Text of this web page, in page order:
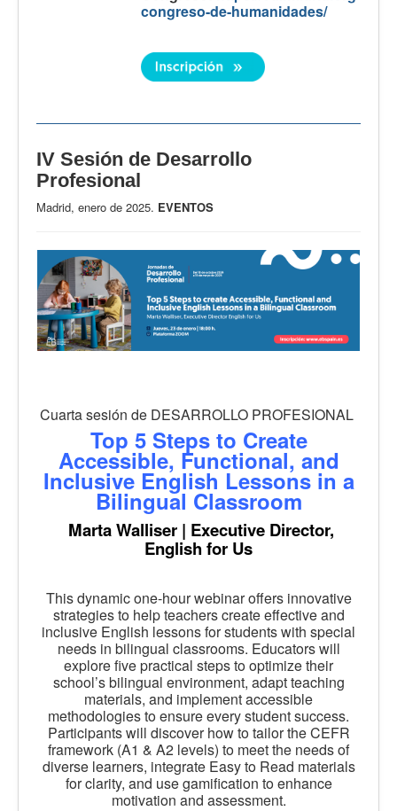
congreso-de-humanidades/
IV Sesión de Desarrollo
Profesional
Madrid, enero de 2025. EVENTOS
Cuarta sesión de DESARROLLO PROFESIONAL
Top 5 Steps to Create
Accessible, Functional, and
Inclusive English Lessons in a
Bilingual Classroom
Marta Walliser | Executive Director,
English for Us
This dynamic one-hour webinar offers innovative
strategies to help teachers create effective and
inclusive English lessons for students with special
needs in bilingual classrooms. Educators will
explore five practical steps to optimize their
school’s bilingual environment, adapt teaching
materials, and implement accessible
methodologies to ensure every student success.
Participants will discover how to tailor the CEFR
framework (A1 & A2 levels) to meet the needs of
diverse learners, integrate Easy to Read materials
for clarity, and use gamification to enhance
motivation and assessment.